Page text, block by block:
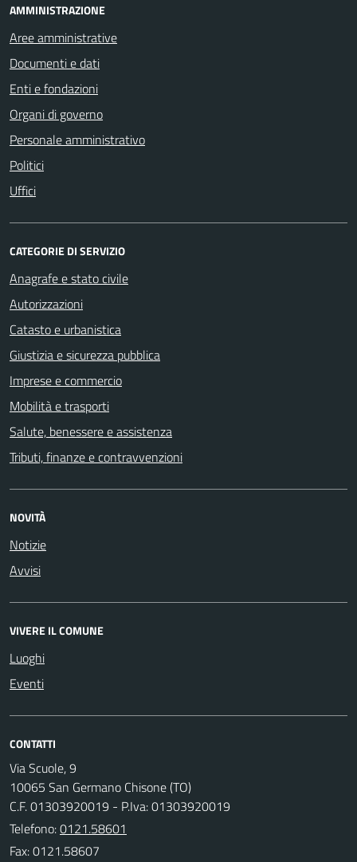
AMMINISTRAZIONE
Aree amministrative
Documenti e dati
Enti e fondazioni
Organi di governo
Personale amministrativo
Politici
Uffici
CATEGORIE DI SERVIZIO
Anagrafe e stato civile
Autorizzazioni
Catasto e urbanistica
Giustizia e sicurezza pubblica
Imprese e commercio
Mobilità e trasporti
Salute, benessere e assistenza
Tributi, finanze e contravvenzioni
NOVITÀ
Notizie
Avvisi
VIVERE IL COMUNE
Luoghi
Eventi
CONTATTI
Via Scuole, 9
10065 San Germano Chisone (TO)
C.F. 01303920019 - P.Iva: 01303920019
Telefono:0121.58601
Fax: 0121.58607